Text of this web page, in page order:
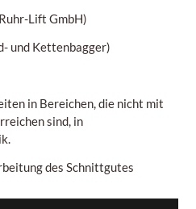
Lift GmbH)
und Kettenbagger)
in Bereichen, die nicht mit
sind, in
des Schnittgutes